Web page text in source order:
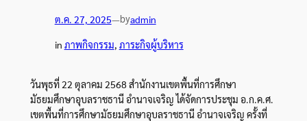
ต.ค. 27, 2025—byadmin
in ภาพกิจกรรม ภาระกิจผู้บริหาร
วันพุธที่ 22 ตุลาคม 2568 สำนักงานเขตพื้นที่การศึกษา
มัธยมศึกษาอุบลราชธานี อำนาจเจริญ ได้จัดการประชุม อ.ก.ค.ศ.
เขตพื้นที่การศึกษามัธยมศึกษาอุบลราชธานี อำนาจเจริญ ครั้งที่